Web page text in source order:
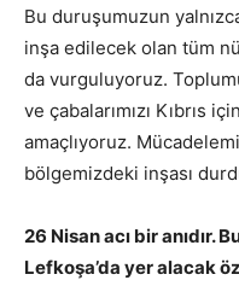
Bu duruşumuzun
inşa edilecek olan tüm
da vurguluyoruz.
ve çabalarımızı Kıbrıs
amaçlıyoruz.
bölgemizdeki inşası
26 Nisan acı bir anıdır.
Lefkoşa’da yer alacak